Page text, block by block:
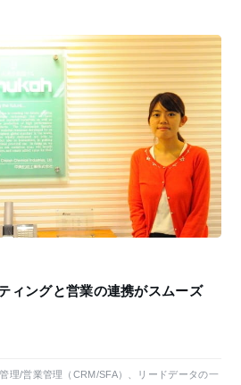
ィングと営業の連携がスムーズ
理/営業管理（CRM/SFA）、リードデータの一